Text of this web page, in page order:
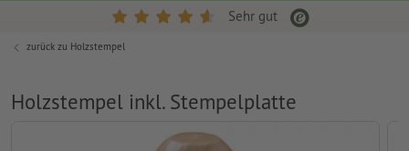
Sehr gut
zurück zu Holzstempel
Holzstempel inkl. Stempelplatte